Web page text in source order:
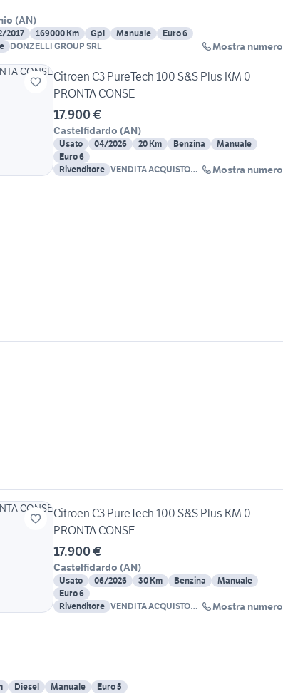
(AN)
2017 169000 Km Gpl Manuale
Euro 6
DONZELLI GROUP SRL Mostra numero
Citroen C3 PureTech 100 S&S Plus KM 0
PRONTA CONSE
17.900 €
Castelfidardo (AN)
Usato 04/2026 20 Km Benzina
Manuale
Euro 6
Rivenditore VENDITA ACQUISTO
Mostra numero
Citroen C3 PureTech 100 S&S Plus KM 0
PRONTA CONSE
17.900 €
Castelfidardo (AN)
Usato 06/2026 30 Km Benzina
Manuale
Euro 6
Rivenditore VENDITA ACQUISTO
Mostra numero
Diesel Manuale Euro 5